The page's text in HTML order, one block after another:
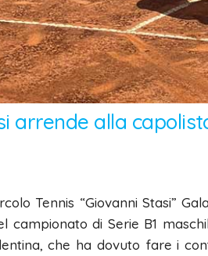
arrende alla
Tennis “Giovanni Stasi”
campionato di Serie B1
che ha dovuto fare i